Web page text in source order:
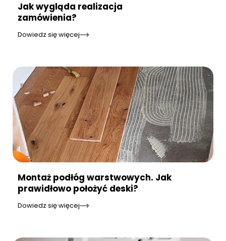
Jak wygląda realizacja
zamówienia?
Dowiedz się więcej
Montaż podłóg warstwowych. Jak
prawidłowo położyć deski?
Dowiedz się więcej